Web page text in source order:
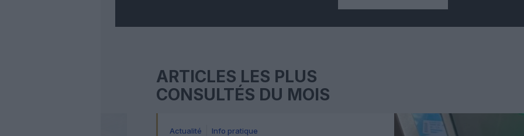
ARTICLES LES PLUS
CONSULTÉS DU MOIS
Actualité Info pratique